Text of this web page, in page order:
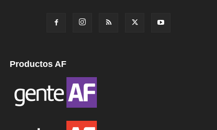
Productos AF